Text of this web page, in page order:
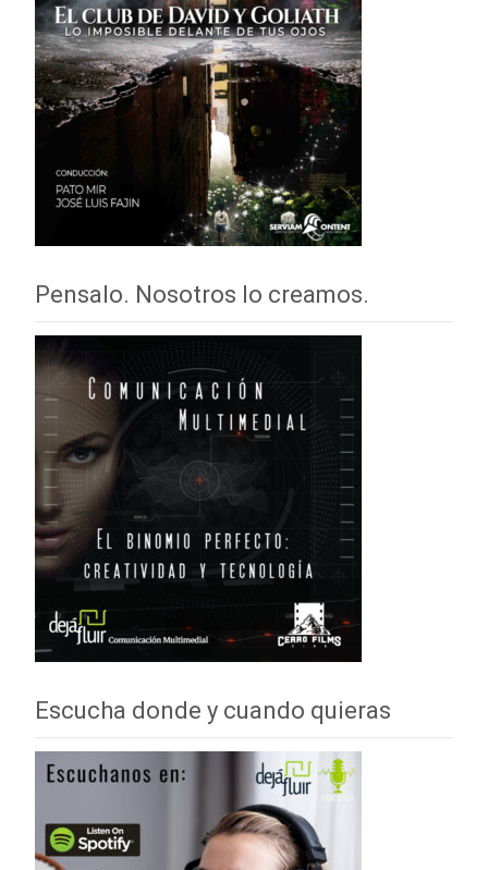
Pensalo. Nosotros lo creamos.
Escucha donde y cuando quieras